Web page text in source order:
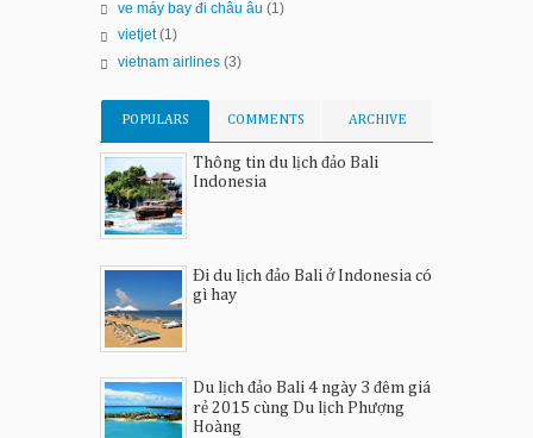
ve máy bay đi châu âu (1)
vietjet (1)
vietnam airlines (3)
POPULARS COMMENTS ARCHIVE
Thông tin du lịch đảo Bali
Indonesia
Đi du lịch đảo Bali ở Indonesia có
gì hay
Du lịch đảo Bali 4 ngày 3 đêm giá
rẻ 2015 cùng Du lịch Phượng
Hoàng